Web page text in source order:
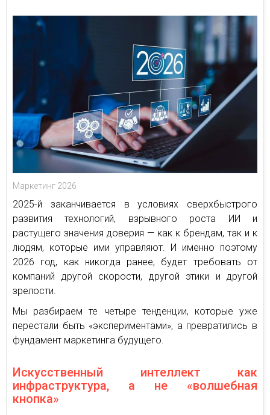
Маркетинг 2026
2025-й заканчивается в условиях сверхбыстрого
развития технологий, взрывного роста ИИ и
растущего значения доверия — как к брендам, так и к
людям, которые ими управляют. И именно поэтому
2026 год, как никогда ранее, будет требовать от
компаний другой скорости, другой этики и другой
зрелости.
Мы разбираем те четыре тенденции, которые уже
перестали быть «экспериментами», а превратились в
фундамент маркетинга будущего.
Искусственный интеллект как
инфраструктура, а не «волшебная
кнопка»